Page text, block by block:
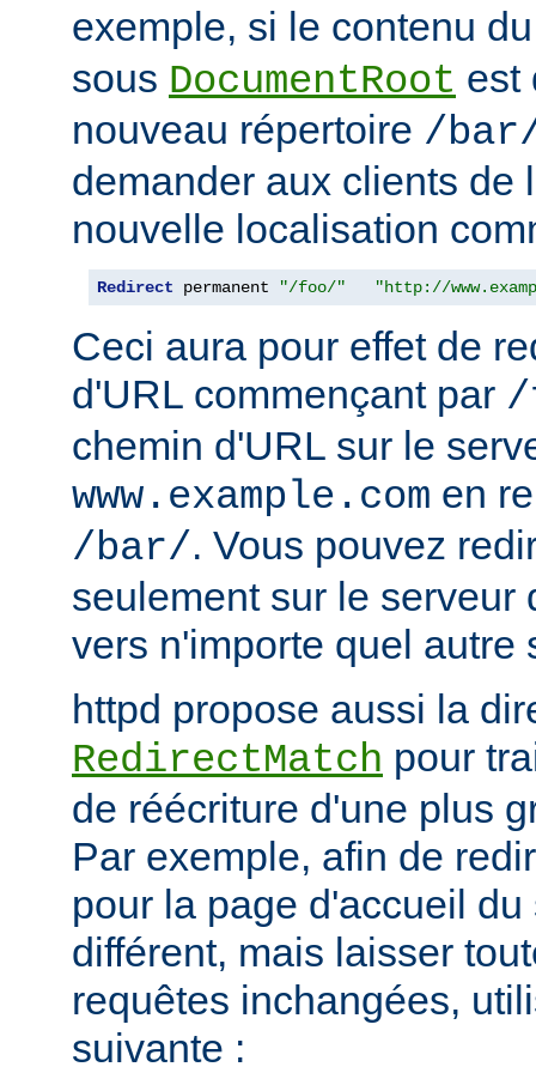
exemple, si le contenu
sous DocumentRoot est
nouveau répertoire /
demander aux clients de
nouvelle localisation
Redirect permanent "/foo/" "http://
Ceci aura pour effet de
d'URL commençant par /
chemin d'URL sur le
www.example.com en
/bar/. Vous pouvez
seulement sur le serveur
vers n'importe quel autre
httpd propose aussi la
RedirectMatch pour
de réécriture d'une plus
Par exemple, afin de
pour la page d'accueil
différent, mais laisser
requêtes inchangées,
suivante :